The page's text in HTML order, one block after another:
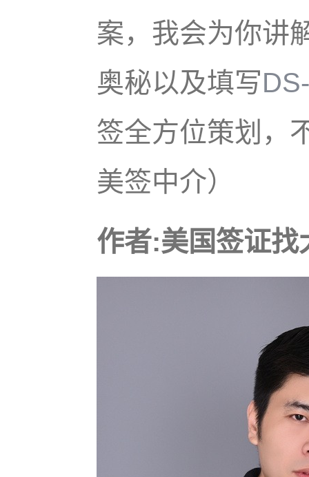
案，我会为你讲
奥秘以及填写
签全方位策划，
美签中介）
作者:美国签证找